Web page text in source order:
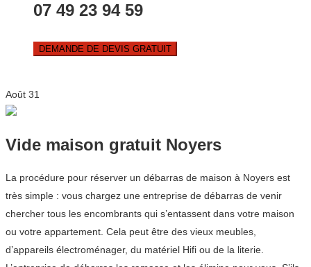
07 49 23 94 59
DEMANDE DE DEVIS GRATUIT
Août 31
Vide maison gratuit Noyers
La procédure pour réserver un débarras de maison à Noyers est
très simple : vous chargez une entreprise de débarras de venir
chercher tous les encombrants qui s’entassent dans votre maison
ou votre appartement. Cela peut être des vieux meubles,
d’appareils électroménager, du matériel Hifi ou de la literie.